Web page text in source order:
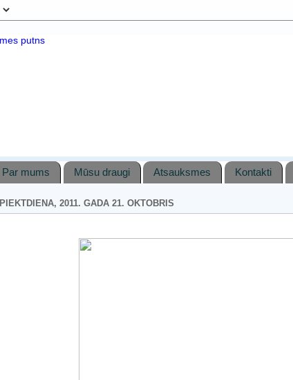
Par mums Mūsu draugi Atsauksmes Kontakti
PIEKTDIENA, 2011. GADA 21. OKTOBRIS